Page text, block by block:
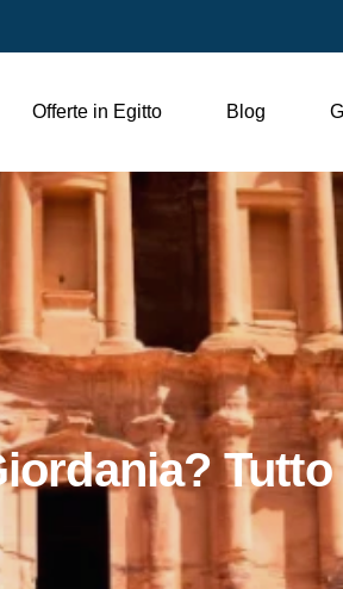
Offerte in Egitto Blog